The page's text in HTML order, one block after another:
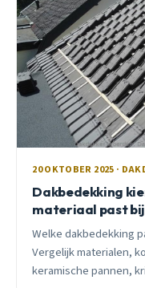
20 OKTOBER 2025 ·
Dakbedekking
materiaal past bij
Welke dakbedekking
Vergelijk materialen,
keramische pannen,